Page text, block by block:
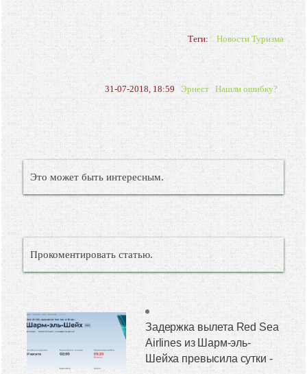
Теги: Новости Туризма
31-07-2018, 18:59 Эрнест Нашли ошибку?
Это может быть интересным.
Прокоментировать статью.
Задержка вылета Red Sea
Airlines из Шарм-эль-
Шейха превысила сутки -